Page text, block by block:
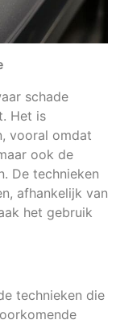
schade
Het is
vooral omdat
ook de
De technieken
afhankelijk van
het gebruik
technieken die